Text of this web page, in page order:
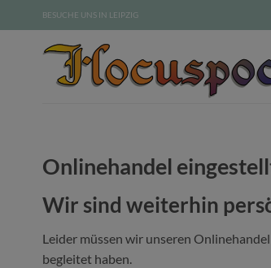
Inhalt
springen
BESUCHE UNS IN LEIPZIG
Onlinehandel
Wir sind weiterhin
Leider müssen wir unseren
begleitet haben.